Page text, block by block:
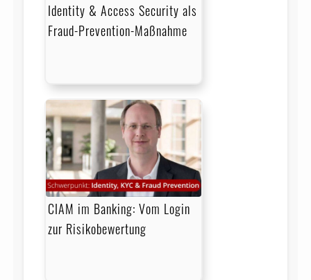
Identity & Access Security als
Fraud-Prevention-Maßnahme
CIAM im Banking: Vom Login
zur Risikobewertung